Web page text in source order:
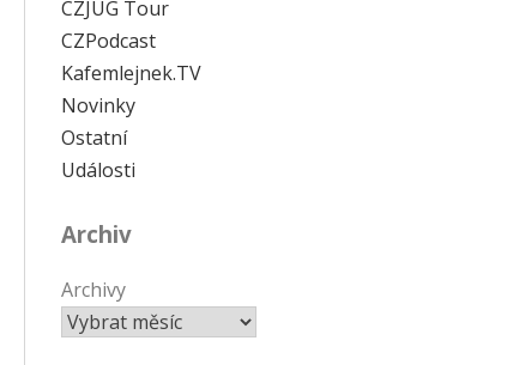
CZJUG Tour
CZPodcast
Kafemlejnek.TV
Novinky
Ostatní
Události
Archiv
Archivy